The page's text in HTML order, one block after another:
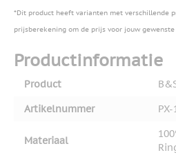
*Dit product heeft varianten met verschillende
prijsberekening om de prijs voor jouw
Productinformatie
Product
Artikelnummer
Materiaal